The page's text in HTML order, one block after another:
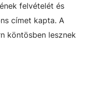
felvételét és
címet kapta. A
köntösben lesznek